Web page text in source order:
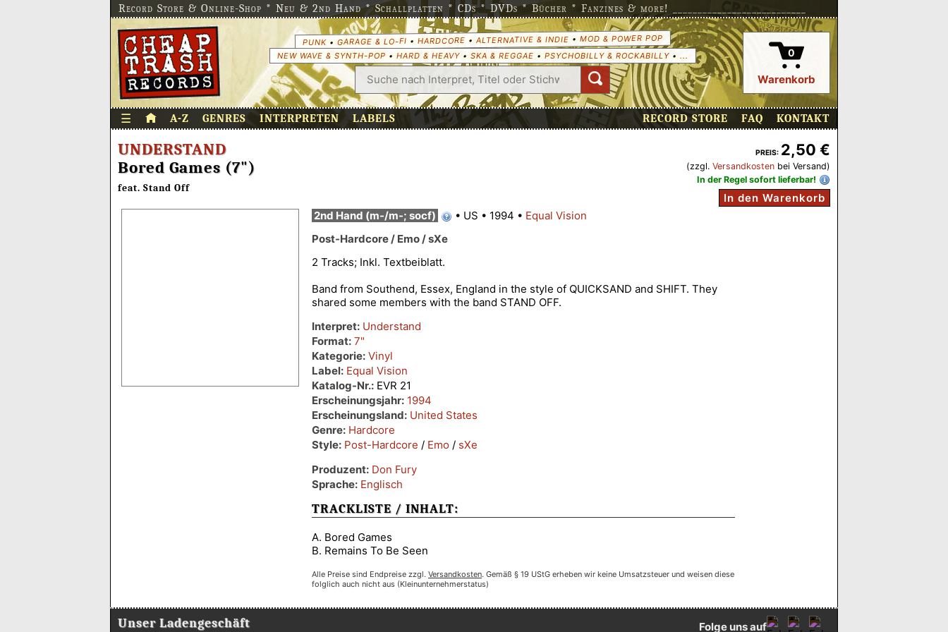
Record Store & Online-Shop * Neu & 2nd Hand * Schallplatten * CDs * DVDs * Bücher * Fanzines & more! ___________________________
PUNK• GARAGE & LO-FI • HARDCORE • ALTERNATIVE & INDIE • MOD & POWER POP
NEW WAVE & SYNTH-POP • HARD & HEAVY• SKA & REGGAE • PSYCHOBILLY & ROCKABILLY• ... 0
Warenkorb
☰ A-Z GENRES INTERPRETEN LABELS RECORD STORE FAQ KONTAKT
PREIS: 2,50 €
(zzgl. Versandkosten bei Versand)
In der Regel sofort lieferbar!
In den Warenkorb
UNDERSTAND
Bored Games (7")
feat. Stand Off
2nd Hand (m-/m-; socf) • US • 1994 • Equal Vision
Post-Hardcore / Emo / sXe
2 Tracks; Inkl. Textbeiblatt.
Band from Southend, Essex, England in the style of QUICKSAND and SHIFT. They
shared some members with the band STAND OFF.
Interpret: Understand
Format: 7"
Kategorie: Vinyl
Label: Equal Vision
Katalog-Nr.: EVR 21
Erscheinungsjahr: 1994
Erscheinungsland: United States
Genre: Hardcore
Style: Post-Hardcore / Emo / sXe
Produzent: Don Fury
Sprache: Englisch
TRACKLISTE / INHALT:
A. Bored Games
B. Remains To Be Seen
Alle Preise sind Endpreise zzgl. Versandkosten. Gemäß § 19 UStG erheben wir keine Umsatzsteuer und weisen diese
folglich auch nicht aus (Kleinunternehmerstatus)
Unser Ladengeschäft Folge uns auf